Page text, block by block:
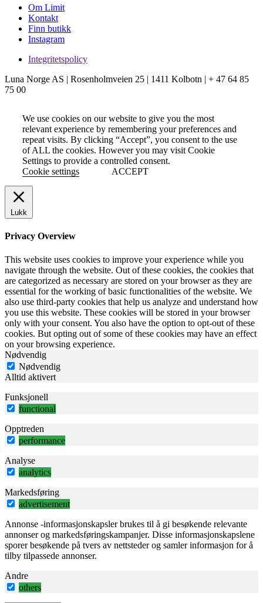
Om Limit
Kontakt
Finn butikk
Instagram
Integritetspolicy
Luna Norge AS | Rosenholmveien 25 | 1411 Kolbotn | + 47 64 85
75 00
We use cookies on our website to give you the most
relevant experience by remembering your preferences and
repeat visits. By clicking “Accept”, you consent to the use
of ALL the cookies. However you may visit Cookie
Settings to provide a controlled consent.
Cookie settings
ACCEPT
Lukk
Privacy Overview
This website uses cookies to improve your experience while you
navigate through the website. Out of these cookies, the cookies that
are categorized as necessary are stored on your browser as they are
essential for the working of basic functionalities of the website. We
also use third-party cookies that help us analyze and understand how
you use this website. These cookies will be stored in your browser
only with your consent. You also have the option to opt-out of these
cookies. But opting out of some of these cookies may have an effect
on your browsing experience.
Nødvendig
Nødvendig
Alltid aktivert
Funksjonell
functional
Opptreden
performance
Analyse
analytics
Markedsføring
advertisement
Annonse -informasjonskapsler brukes til å gi besøkende relevante
annonser og markedsføringskampanjer. Disse informasjonskapslene
sporer besøkende på tvers av nettsteder og samler informasjon for å
tilby tilpassede annonser.
Andre
others